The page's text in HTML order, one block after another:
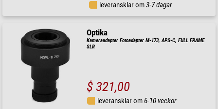
leveransklar om3-7 dagar
Optika
Kameraadapter Fotoadapter M-173, APS-C, FULL FRAME
SLR
$ 321,00
leveransklar om6-10 veckor